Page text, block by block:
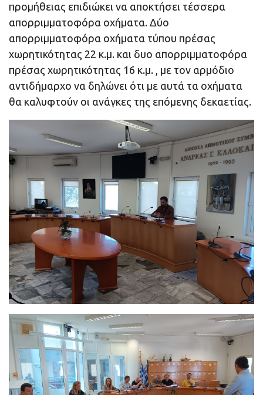
προμήθειας επιδιώκει να αποκτήσει τέσσερα
απορριμματοφόρα οχήματα. Δύο
απορριμματοφόρα οχήματα τύπου πρέσας
χωρητικότητας 22 κ.μ. και δυο απορριμματοφόρα
πρέσας χωρητικότητας 16 κ.μ. , με τον αρμόδιο
αντιδήμαρχο να δηλώνει ότι με αυτά τα οχήματα
θα καλυφτούν οι ανάγκες της επόμενης δεκαετίας.